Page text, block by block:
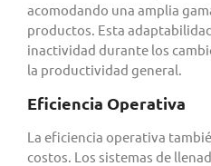
acomodando una amplia
productos. Esta
inactividad durante los
la productividad general.
Eficiencia Operativa
La eficiencia operativa
costos. Los sistemas de